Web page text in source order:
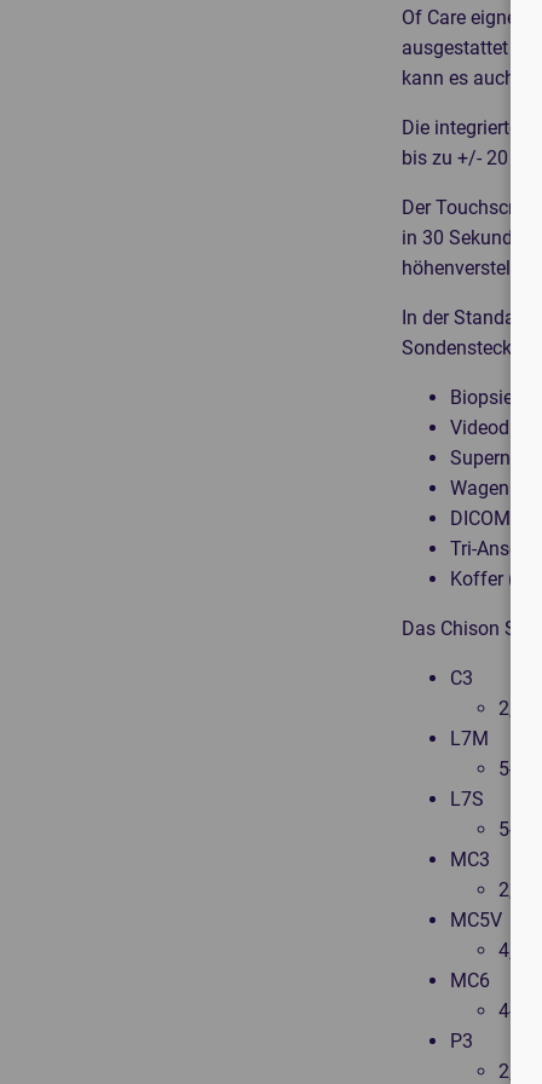
Of Care eignet.
ausgestattet
kann es auch
Die integrierte
bis zu +/- 20
Der
in 30 Sekunden
höhenverstellbar.
In der
Biopsie-
Supernadel
Wagen
DICOM 3.0
Tri-
Koffer (CS-
Das Chison
C3
2,5-
L7M
5-10
L7S
5-11
MC3
2,5-
MC5V
4,5-
MC6
4-8
P3
2,5-